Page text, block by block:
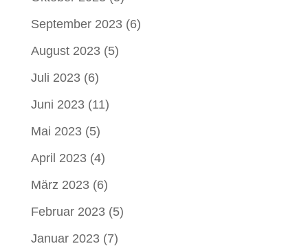
September 2023(6)
August 2023(5)
Juli 2023(6)
Juni 2023(11)
Mai 2023(5)
April 2023(4)
März 2023(6)
Februar 2023(5)
Januar 2023(7)